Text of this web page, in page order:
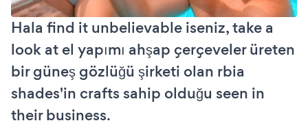
Hala find it unbelievable iseniz, take a
look at el yapımı ahşap çerçeveler üreten
bir güneş gözlüğü şirketi olan rbia
shades'in crafts sahip olduğu seen in
their business.